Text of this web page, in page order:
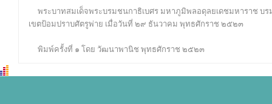
พระบาทสมเด็จพระบรมชนกาธิเบศร มหาภูมิพลอดุลยเดชมหาราช บ
เขตป้อมปราบศัตรูพ่าย เมื่อวันที่ ๒๙ ธันวาคม พุทธศักราช ๒๕๒๓
พิมพ์ครั้งที่ ๑ โดย วัฒนาพานิช พุทธศักราช ๒๕๒๓